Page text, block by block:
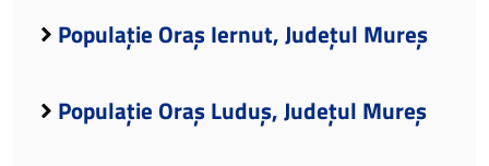
Populație Oraș Iernut, Județul Mureș
Populație Oraș Luduș, Județul Mureș